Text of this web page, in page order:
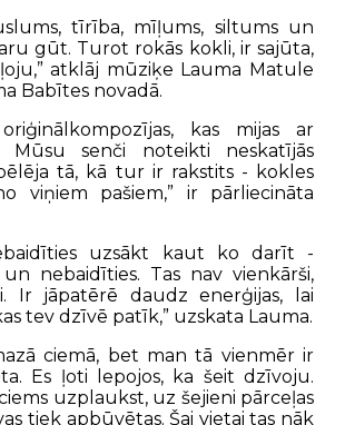
tīrība, mīļums, siltums un
gūt. Turot rokās kokli, ir sajūta,
atklāj mūziķe Lauma Matule
Babītes novadā.
kas mijas ar
Mūsu senči noteikti neskatījās
tā, kā tur ir rakstits - kokles
viņiem pašiem,” ir pārliecināta
uzsākt kaut ko darīt -
nebaidīties. Tas nav vienkārši,
Ir jāpatērē daudz enerģijas, lai
tev dzīvē patīk,” uzskata Lauma.
ciemā, bet man tā vienmēr ir
Es ļoti lepojos, ka šeit dzīvoju.
uzplaukst, uz šejieni pārceļas
tiek apbūvētas. Šai vietai tas nāk